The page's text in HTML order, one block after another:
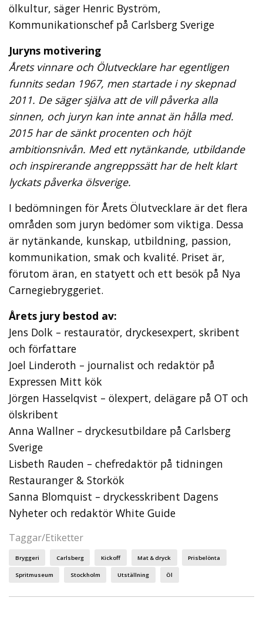
ölkultur, säger Henric Byström,
Kommunikationschef på Carlsberg Sverige
Juryns motivering
Årets vinnare och Ölutvecklare har egentligen
funnits sedan 1967, men startade i ny skepnad
2011. De säger själva att de vill påverka alla
sinnen, och juryn kan inte annat än hålla med.
2015 har de sänkt procenten och höjt
ambitionsnivån. Med ett nytänkande, utbildande
och inspirerande angreppssätt har de helt klart
lyckats påverka ölsverige.
I bedömningen för Årets Ölutvecklare är det flera
områden som juryn bedömer som viktiga. Dessa
är nytänkande, kunskap, utbildning, passion,
kommunikation, smak och kvalité. Priset är,
förutom äran, en statyett och ett besök på Nya
Carnegiebryggeriet.
Årets jury bestod av:
Jens Dolk – restauratör, dryckesexpert, skribent
och författare
Joel Linderoth – journalist och redaktör på
Expressen Mitt kök
Jörgen Hasselqvist – ölexpert, delägare på OT och
ölskribent
Anna Wallner – dryckesutbildare på Carlsberg
Sverige
Lisbeth Rauden – chefredaktör på tidningen
Restauranger & Storkök
Sanna Blomquist – dryckesskribent Dagens
Nyheter och redaktör White Guide
Taggar/Etiketter
Bryggeri Carlsberg Kickoff Mat & dryck Prisbelönta
Spritmuseum Stockholm Utställning Öl